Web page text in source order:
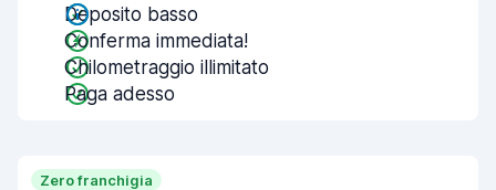
Deposito basso
Conferma immediata!
Chilometraggio illimitato
Paga adesso
Zero franchigia